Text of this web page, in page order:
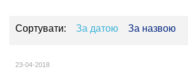
Сортувати: За датою За назвою
23-04-2018